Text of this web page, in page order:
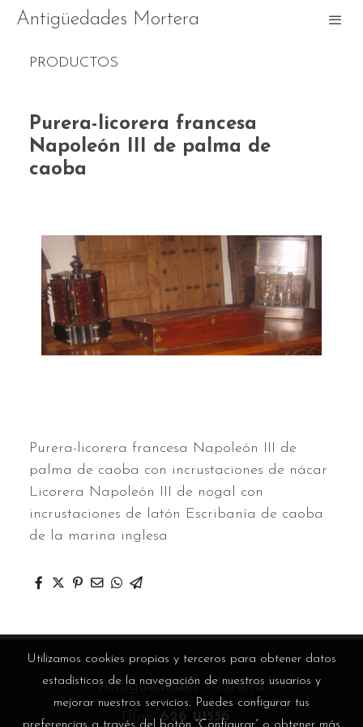
Antigüedades Mortera
PRODUCTOS
Purera-licorera francesa
Napoleón III de palma de
caoba
Purera-licorera francesa Napoleón III de
palma de caoba con incrustaciones de nácar
Licorera Napoleón III de nogal con
incrustaciones de latón Escribanía de caoba
de la marina inglesa
Antigüedades Mortera
Tlfno. 626 111556
Utilizamos cookies propias y terceros para obtener datos
estadísticos de la navegación de nuestros usuarios y
mejorar nuestros servicios. Puedes configurar tus